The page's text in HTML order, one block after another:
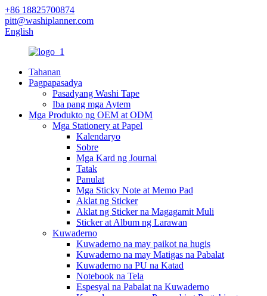
+86 18825700874
pitt@washiplanner.com
English
Tahanan
Pagpapasadya
Pasadyang Washi Tape
Iba pang mga Aytem
Mga Produkto ng OEM at ODM
Mga Stationery at Papel
Kalendaryo
Sobre
Mga Kard ng Journal
Tatak
Panulat
Mga Sticky Note at Memo Pad
Aklat ng Sticker
Aklat ng Sticker na Magagamit Muli
Sticker at Album ng Larawan
Kuwaderno
Kuwaderno na may paikot na hugis
Kuwaderno na may Matigas na Pabalat
Kuwaderno na PU na Katad
Notebook na Tela
Espesyal na Pabalat na Kuwaderno